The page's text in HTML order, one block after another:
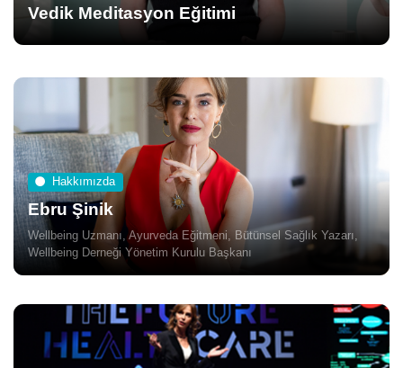
Vedik Meditasyon Eğitimi
Hakkımızda
Ebru Şinik
Wellbeing Uzmanı, Ayurveda Eğitmeni, Bütünsel Sağlık Yazarı,
Wellbeing Derneği Yönetim Kurulu Başkanı